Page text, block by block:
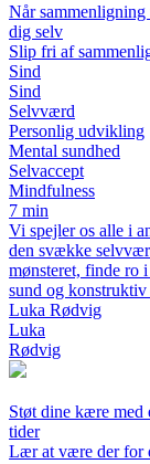
Når
dig selv
Slip fri af
Sind
Sind
Selvværd
Personlig udvikling
Mental sundhed
Selvaccept
Mindfulness
7 min
Vi spejler os alle i
den svække
mønsteret, finde ro
sund og konstruktiv
Luka Rødvig
Luka
Rødvig
Støt dine kære med
tider
Lær at være der for